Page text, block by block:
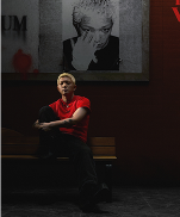
打
开)